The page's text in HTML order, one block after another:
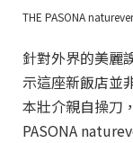
THE PASONA
針對外界的美麗
示這座新飯店並
本壯介親自操刀
PASONA